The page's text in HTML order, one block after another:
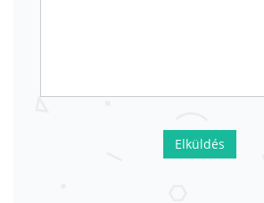
Elküldés